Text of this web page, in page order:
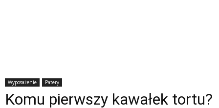
Wyposażenie Patery
Komu pierwszy kawałek tortu?